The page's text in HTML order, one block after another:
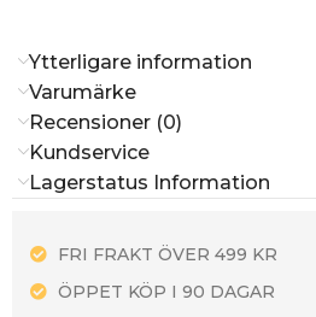
Ytterligare information
Varumärke
Recensioner (0)
Kundservice
Lagerstatus Information
FRI FRAKT ÖVER 499 KR
ÖPPET KÖP I 90 DAGAR